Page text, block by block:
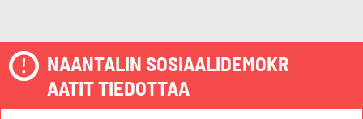
NAANTALIN SOSIAALIDEMOKR
AATIT TIEDOTTAA